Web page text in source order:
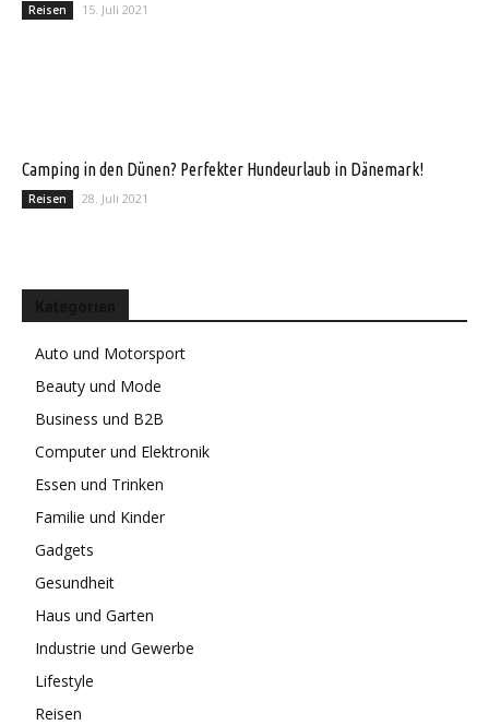
Reisen 15. Juli 2021
Camping in den Dünen? Perfekter Hundeurlaub in Dänemark!
Reisen 28. Juli 2021
Auto und Motorsport
Beauty und Mode
Business und B2B
Computer und Elektronik
Essen und Trinken
Familie und Kinder
Gadgets
Gesundheit
Haus und Garten
Industrie und Gewerbe
Lifestyle
Reisen